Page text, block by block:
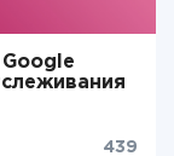
439